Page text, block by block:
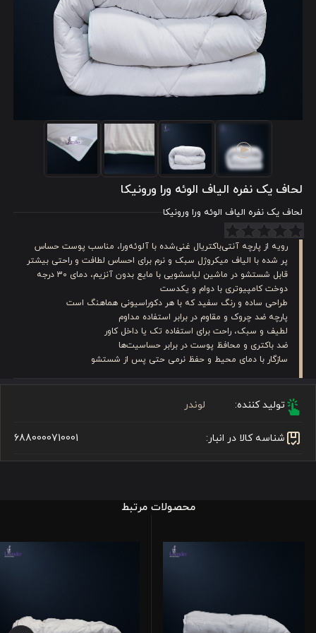
لحاف یک نفره الیاف الوئه ورا ورونیکا
لحاف یک نفره الیاف الوئه ورا ورونیکا
رویه از پارچه آنتی‌باکتریال غنی‌شده با آلوئه‌ورا، مناسب پوست حساس
پر شده با الیاف میکروژل سبک و نرم برای احساس لطافت و راحتی بیشتر
قابل شستشو در ماشین لباسشویی با مایع بدون آنزیم، دمای 30 درجه
دوخت کامپیوتری با دوام و یکدست
طراحی ساده و رنگ سفید که با هر دکوراسیونی هماهنگ است
پارچه ضد چروک و مقاوم در برابر استفاده مداوم
لطیف و سبک، راحت برای استفاده تک یا داخل کاور
ضد باکتری و محافظ پوست در برابر حساسیت‌ها
سازگار با دمای محیط و حفظ نرمی حتی پس از شستشو
تولید کننده: لوندر
شناسه کالا در انبار: 6880000710001
محصولات مرتبط